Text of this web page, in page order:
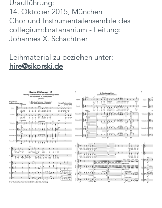
Uraufführung:
14. Oktober 2015, München
Chor und Instrumentalensemble des
collegium:bratananium - Leitung:
Johannes X. Schachtner
Leihmaterial zu beziehen unter:
hire@sikorski.de